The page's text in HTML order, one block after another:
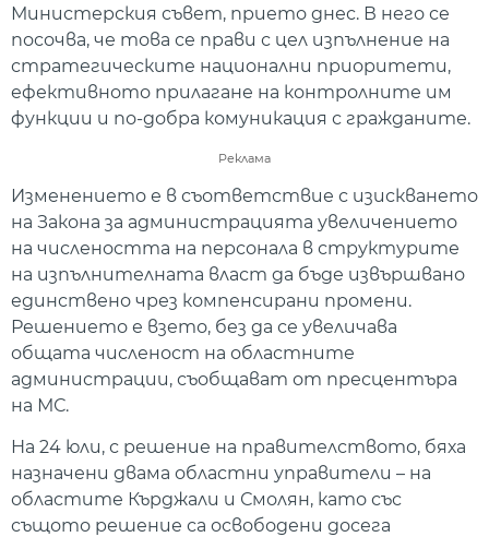
Министерския съвет, прието днес. В него се
посочва, че това се прави с цел изпълнение на
стратегическите национални приоритети,
ефективното прилагане на контролните им
функции и по-добра комуникация с гражданите.
Реклама
Изменението е в съответствие с изискването
на Закона за администрацията увеличението
на числеността на персонала в структурите
на изпълнителната власт да бъде извършвано
единствено чрез компенсирани промени.
Решението е взето, без да се увеличава
общата численост на областните
администрации, съобщават от пресцентъра
на МС.
На 24 юли, с решение на правителството, бяха
назначени двама областни управители – на
областите Кърджали и Смолян, като със
същото решение са освободени досега